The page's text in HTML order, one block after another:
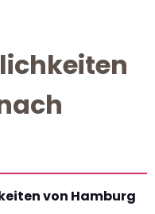
von Hamburg